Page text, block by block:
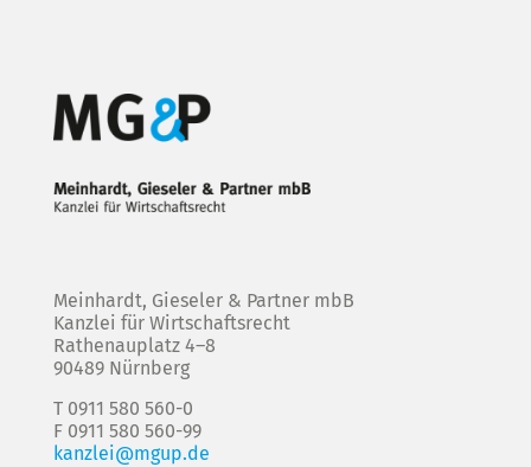
Meinhardt, Gieseler & Partner mbB
Kanzlei für Wirtschaftsrecht
Rathenauplatz 4–8
90489 Nürnberg
T 0911 580 560-0
F 0911 580 560-99
kanzlei@mgup.de